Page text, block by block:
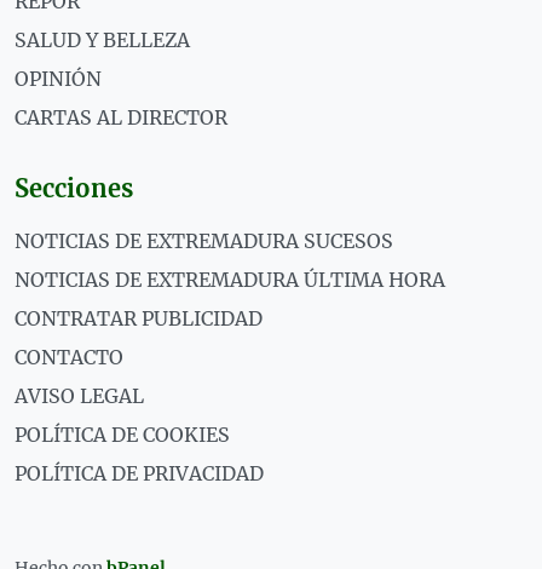
SALUD Y BELLEZA
OPINIÓN
CARTAS AL DIRECTOR
Secciones
NOTICIAS DE EXTREMADURA SUCESOS
NOTICIAS DE EXTREMADURA ÚLTIMA HORA
CONTRATAR PUBLICIDAD
CONTACTO
AVISO LEGAL
POLÍTICA DE COOKIES
POLÍTICA DE PRIVACIDAD